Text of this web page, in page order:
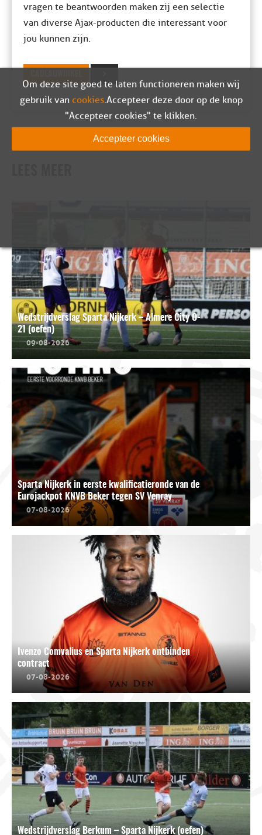
vragen te beantwoorden maken zij een selectie
van diverse Ajax-producten die interessant voor
jou kunnen zijn.
Wedstrijdverslag Sparta Nijkerk – Almere City O-
21 (oefen)
09-08-2026
Sparta Nijkerk in eerste kwalificatieronde van de
Eurojackpot KNVB Beker tegen SV Venray
07-08-2026
Ivenzo Comvalius en Sparta Nijkerk ontbinden
contract
07-08-2026
Wedstrijdverslag Berkum – Sparta Nijkerk (oefen)
Om deze site goed te laten functioneren maken wij
gebruik van cookies. Accepteer deze door op de knop
"Accepteer cookies" te klikken.
Accepteer cookies